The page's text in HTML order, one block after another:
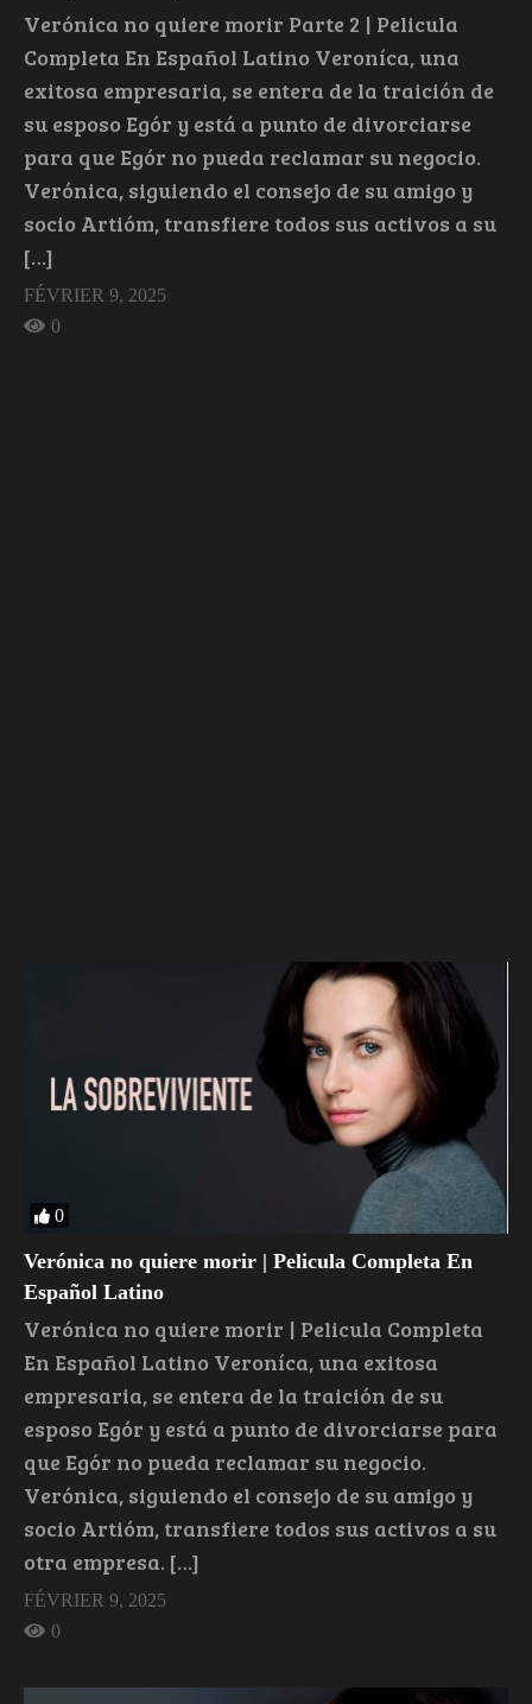
Verónica no quiere morir Parte 2 | Pelicula
Completa En Español Latino Veroníca, una
exitosa empresaria, se entera de la traición de
su esposo Egór y está a punto de divorciarse
para que Egór no pueda reclamar su negocio.
Verónica, siguiendo el consejo de su amigo y
socio Artióm, transfiere todos sus activos a su
[…]
FÉVRIER 9, 2025
0
0
Verónica no quiere morir | Pelicula Completa En
Español Latino
Verónica no quiere morir | Pelicula Completa
En Español Latino Veroníca, una exitosa
empresaria, se entera de la traición de su
esposo Egór y está a punto de divorciarse para
que Egór no pueda reclamar su negocio.
Verónica, siguiendo el consejo de su amigo y
socio Artióm, transfiere todos sus activos a su
otra empresa. […]
FÉVRIER 9, 2025
0